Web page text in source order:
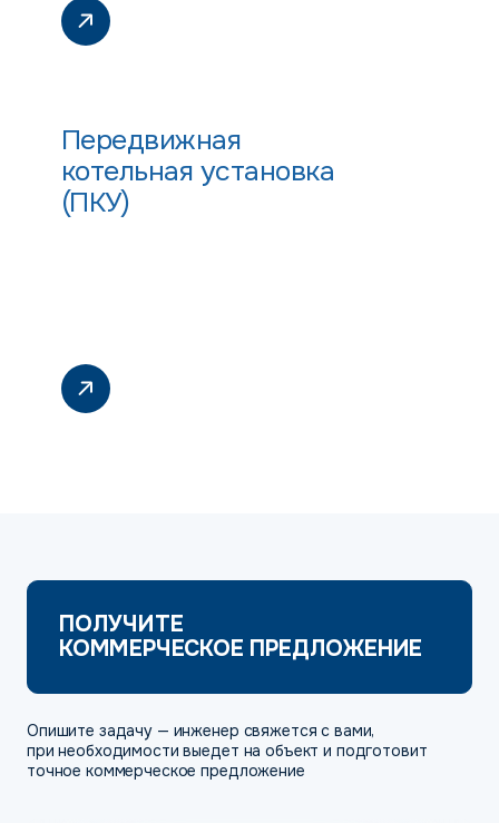
Передвижная
котельная установка
(ПКУ)
ПОЛУЧИТЕ
КОММЕРЧЕСКОЕ ПРЕДЛОЖЕНИЕ
Опишите задачу — инженер свяжется с вами,
при необходимости выедет на объект и подготовит
точное коммерческое предложение